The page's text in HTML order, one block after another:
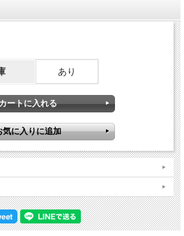
ーを最高のステレオ・サウンドボード録音で味
になったことから、メイスン自身は歌とリズム
名残とも言うべき「We Just Disagree」は大ヒ
まじい。それでいてメンバー増員による分厚い
うしてシンガー寄りになってリードギタリスト
ありましたが、それでもニューアルバムからの
の持ち味であるリードギターを存分に弾きまく
ある「All Along the Watchtower」になると、さ
はギタリストが二人いようとも、自身の腕は鈍
グのカバーである「Will You Still Love Me
中で演奏して見事な締めくくり。77年以前と比
スンを完璧な音質で捉えてくれたステレオ・
Only You & I Know 3. Searchin' for a Feelin' 4.
Good to be Home 7. We Just Disagree 8. So
9. Let it Go, Let it Flow 10. No Doubt About It
the Watchtower 13. Share Your Love 14.
Love Me Tomorrow 16. Band Introductions &
Johnne Sambataro - Guitar/Vocals Gerald
あり